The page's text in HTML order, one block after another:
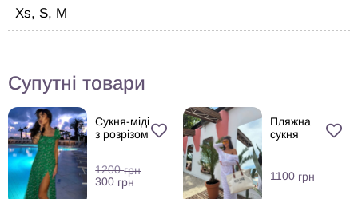
Xs, S, M
Супутні товари
Сукня-міді
з розрізом
1200грн
300 грн
Пляжна
сукня
1100 грн